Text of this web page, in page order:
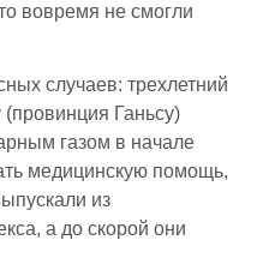
вовремя не смогли
случаев: трехлетний
(провинция Ганьсу)
газом в начале
медицинскую помощь,
из
а до скорой они